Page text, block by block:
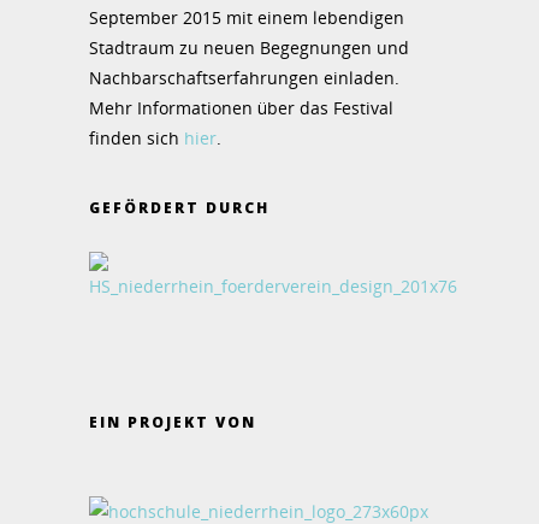
September 2015 mit einem lebendigen
Stadtraum zu neuen Begegnungen und
Nachbarschaftserfahrungen einladen.
Mehr Informationen über das Festival
finden sich hier
GEFÖRDERT DURCH
EIN PROJEKT VON